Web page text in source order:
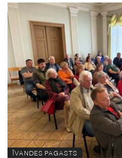
ĪVANDES PAGASTS